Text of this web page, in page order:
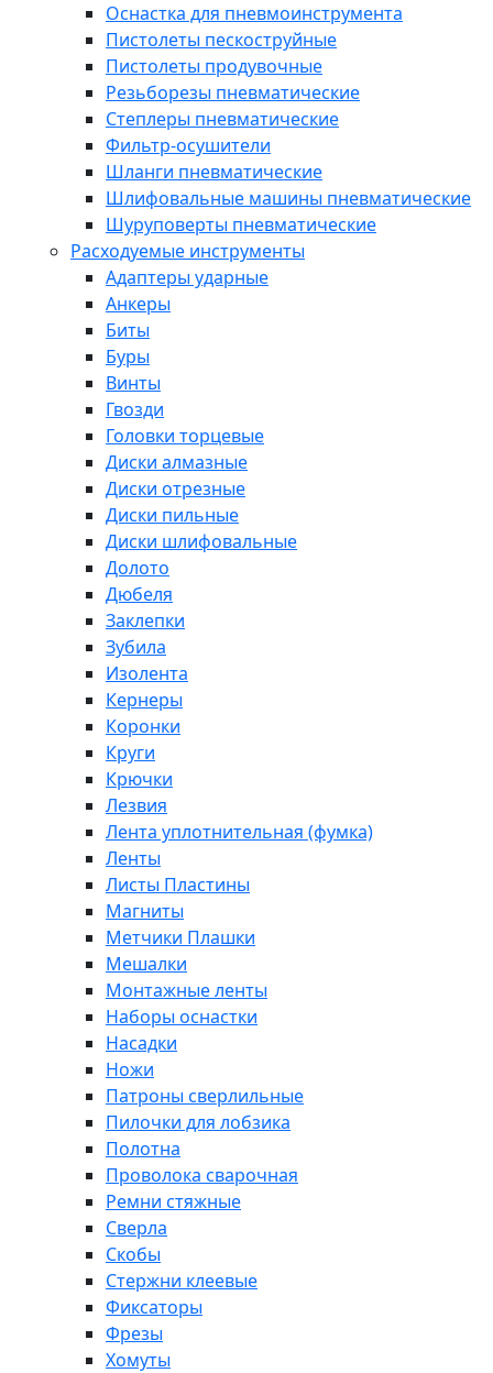
Оснастка для пневмоинструмента
Пистолеты пескоструйные
Пистолеты продувочные
Резьборезы пневматические
Степлеры пневматические
Фильтр-осушители
Шланги пневматические
Шлифовальные машины пневматические
Шуруповерты пневматические
Расходуемые инструменты
Адаптеры ударные
Анкеры
Биты
Буры
Винты
Гвозди
Головки торцевые
Диски алмазные
Диски отрезные
Диски пильные
Диски шлифовальные
Долото
Дюбеля
Заклепки
Зубила
Изолента
Кернеры
Коронки
Круги
Крючки
Лезвия
Лента уплотнительная (фумка)
Ленты
Листы Пластины
Магниты
Метчики Плашки
Мешалки
Монтажные ленты
Наборы оснастки
Насадки
Ножи
Патроны сверлильные
Пилочки для лобзика
Полотна
Проволока сварочная
Ремни стяжные
Сверла
Скобы
Стержни клеевые
Фиксаторы
Фрезы
Хомуты